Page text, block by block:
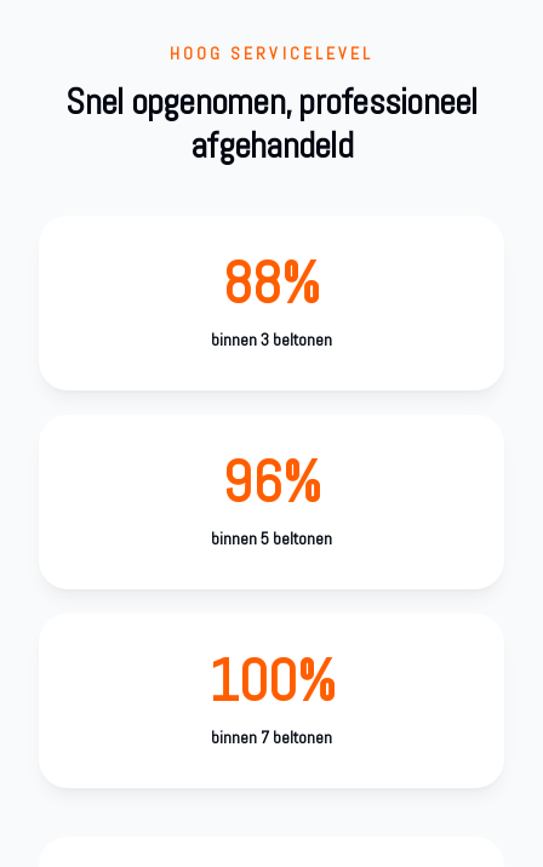
HOOG SERVICELEVEL
Snel opgenomen, professioneel
afgehandeld
88%
binnen 3 beltonen
96%
binnen 5 beltonen
100%
binnen 7 beltonen